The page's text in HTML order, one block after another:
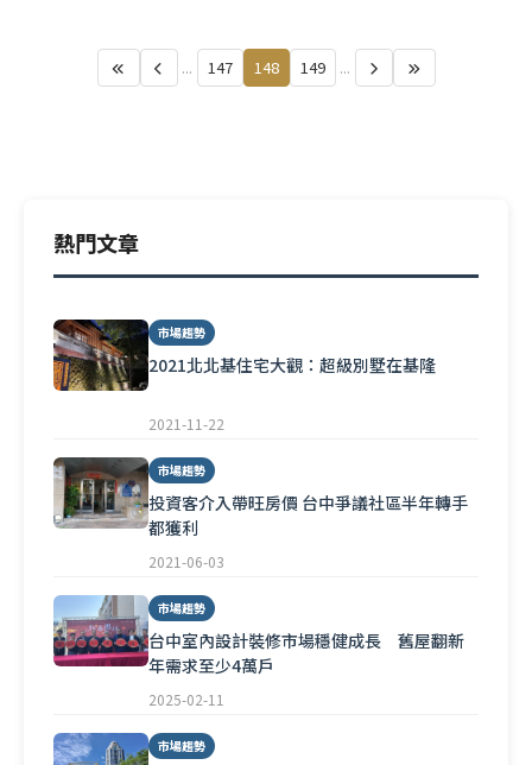
... 147 148 149 ...
熱門文章
市場趨勢
2021北北基住宅大觀：超級別墅在基隆
2021-11-22
市場趨勢
投資客介入帶旺房價 台中爭議社區半年轉手
都獲利
2021-06-03
市場趨勢
台中室內設計裝修市場穩健成長 舊屋翻新
年需求至少4萬戶
2025-02-11
市場趨勢